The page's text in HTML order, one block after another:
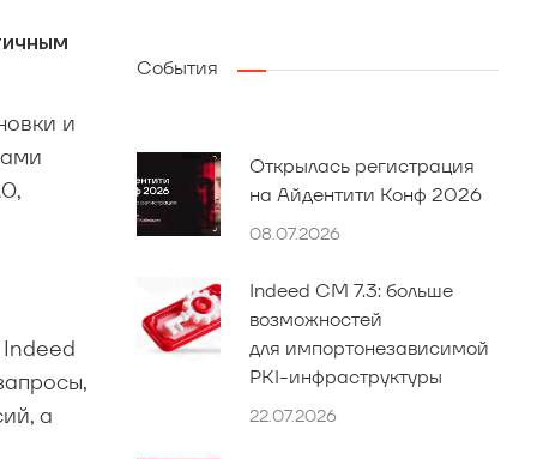
и
а
События
Открылась регистрация
на Айдентити Конф 2026
08.07.2026
Indeed CM 7.3: больше
возможностей
для импортонезависимой
PKI-инфраструктуры
22.07.2026